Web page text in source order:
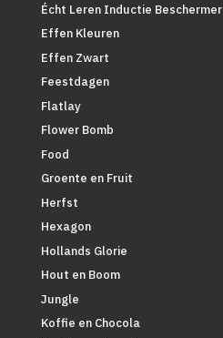
Écht Leren Inductie Beschermer
Effen Kleuren
Effen Zwart
Feestdagen
Flatlay
Flower Bomb
Food
Groente en Fruit
Herfst
Hexagon
Hollands Glorie
Hout en Boom
Jungle
Koffie en Chocola